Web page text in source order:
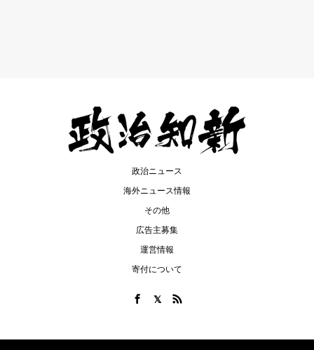
政治ニュース
海外ニュース情報
その他
広告主募集
運営情報
寄付について